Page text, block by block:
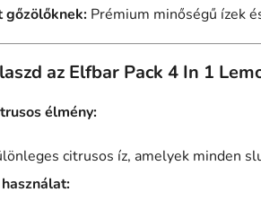
gőzölőknek: Prémium minőségű ízek
az Elfbar Pack 4 In 1
élmény:
citrusos íz, amelyek minden